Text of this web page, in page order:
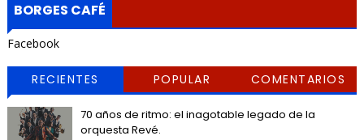
BORGES CAFÉ
Facebook
RECIENTES POPULAR COMENTARIOS
70 años de ritmo: el inagotable legado de la
orquesta Revé.